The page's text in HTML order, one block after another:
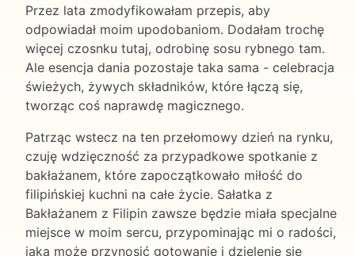
Przez lata zmodyfikowałam przepis, aby
odpowiadał moim upodobaniom. Dodałam trochę
więcej czosnku tutaj, odrobinę sosu rybnego tam.
Ale esencja dania pozostaje taka sama - celebracja
świeżych, żywych składników, które łączą się,
tworząc coś naprawdę magicznego.
Patrząc wstecz na ten przełomowy dzień na rynku,
czuję wdzięczność za przypadkowe spotkanie z
bakłażanem, które zapoczątkowało miłość do
filipińskiej kuchni na całe życie. Sałatka z
Bakłażanem z Filipin zawsze będzie miała specjalne
miejsce w moim sercu, przypominając mi o radości,
jaką może przynosić gotowanie i dzielenie się